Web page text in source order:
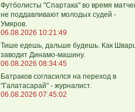
Футболисты "Спартака" во время
не поддавливают молодых судей -
Умяров.
06.08.2026 10:21:49
Тише едешь, дальше будешь. Как
заводит Динамо-машину.
06.08.2026 08:34:45
Батраков согласился на переход в
"Галатасарай" - журналист.
06.08.2026 07:45:02